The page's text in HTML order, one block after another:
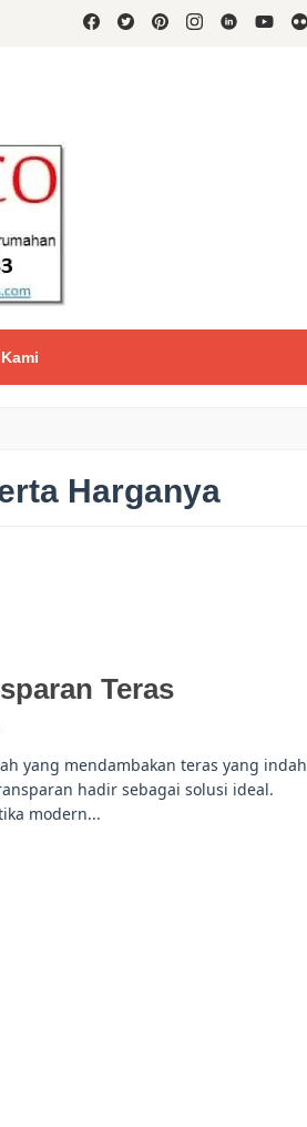
Harganya
Teras
yang mendambakan teras yang indah
hadir sebagai solusi ideal.
modern...